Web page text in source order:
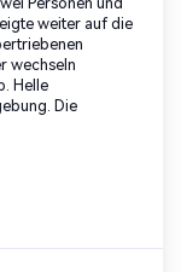
weiter auf die
wechseln
Helle
Die